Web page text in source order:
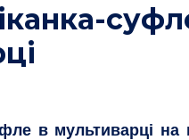
в мультиварці на